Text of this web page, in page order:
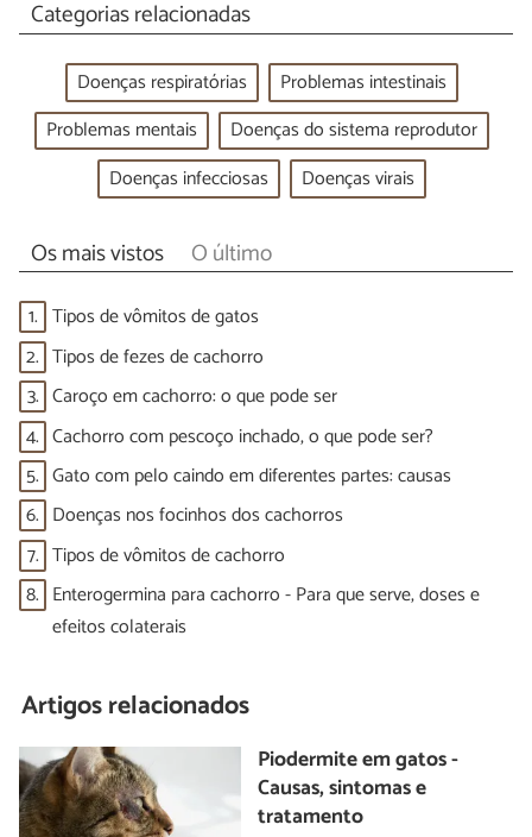
Categorias relacionadas
Doenças respiratórias
Problemas intestinais
Problemas mentais
Doenças do sistema reprodutor
Doenças infecciosas
Doenças virais
Os mais vistos O último
1. Tipos de vômitos de gatos
2. Tipos de fezes de cachorro
3. Caroço em cachorro: o que pode ser
4. Cachorro com pescoço inchado, o que pode ser?
5. Gato com pelo caindo em diferentes partes: causas
6. Doenças nos focinhos dos cachorros
7. Tipos de vômitos de cachorro
8. Enterogermina para cachorro - Para que serve, doses e
efeitos colaterais
Artigos relacionados
Piodermite em gatos -
Causas, sintomas e
tratamento